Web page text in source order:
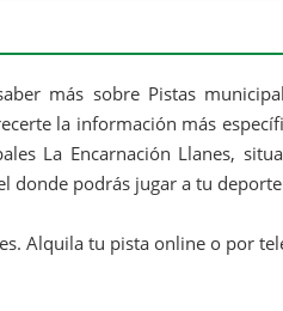
más sobre Pistas
la información más
La Encarnación Llanes,
donde podrás jugar a tu
Alquila tu pista online o por